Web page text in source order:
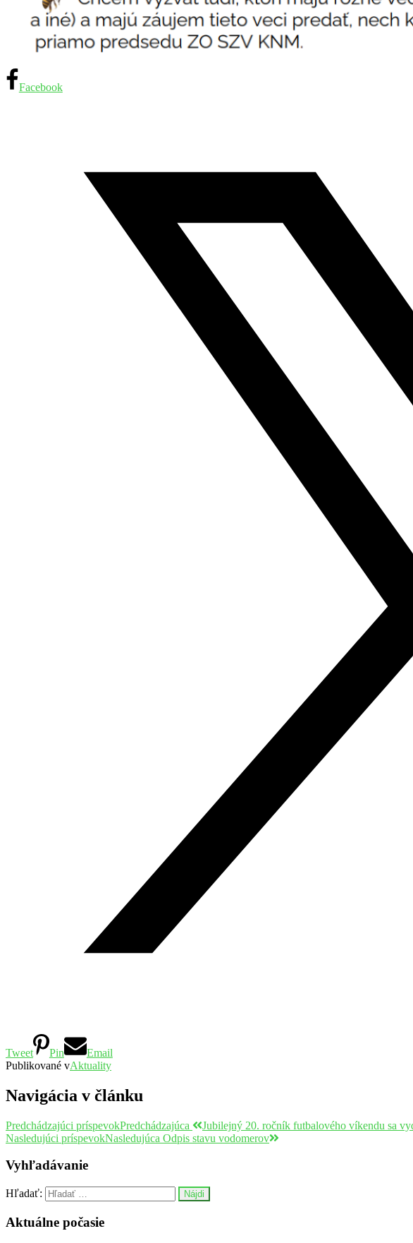
Facebook
Tweet Pin
Email
Publikované vAktuality
Navigácia v článku
Predchádzajúci príspevokPredchádzajúca
Jubilejný 20. ročník futbalového víkendu sa
Nasledujúci príspevokNasledujúca Odpis stavu vodomerov
Vyhľadávanie
Hľadať:
Aktuálne počasie